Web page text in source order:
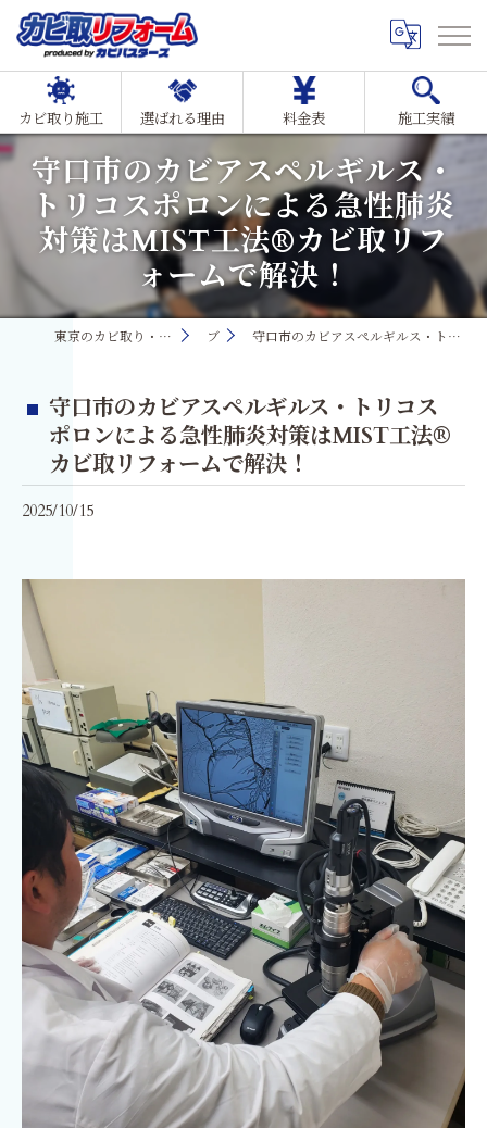
カビ取り施工 選ばれる理由 料金表 施工実績
守口市のカビアスペルギルス・
トリコスポロンによる急性肺炎
対策はMIST工法®カビ取リフ
ォームで解決！
東京のカビ取り・カビ対策ならMIST工法®カビ取リフォーム ブログ 守口市のカビアスペルギルス・トリコスポロンによる急性肺炎対策はMIST工法®カビ取リフォームで解決！
守口市のカビアスペルギルス・トリコス
ポロンによる急性肺炎対策はMIST工法®
カビ取リフォームで解決！
2025/10/15